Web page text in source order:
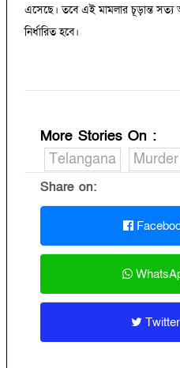
এসেছে। তবে এই মামলার চূড়ান্ত সত্য
নির্ধারিত হবে।
More Stories On :
Telangana
Murder
Share on:
Twitter